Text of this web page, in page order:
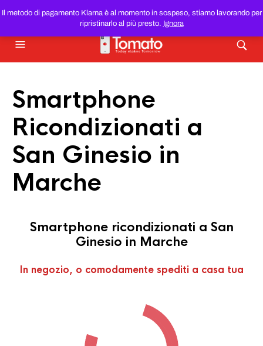
Il metodo di pagamento Klarna è al momento in sospeso, stiamo lavorando per
ripristinarlo al più presto. Ignora
SMARTPHONE E TABLET RICONDIZIONATIAL MIGLIOR
PREZZO DEL WEB!
Smartphone
Ricondizionati a
San Ginesio in
Marche
Smartphone ricondizionati a San
Ginesio in Marche
In negozio, o comodamente spediti a casa tua